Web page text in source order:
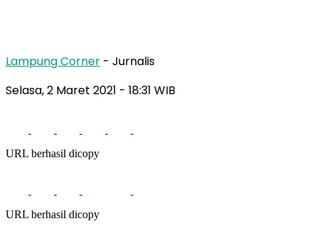
Lampung Corner - Jurnalis
Selasa, 2 Maret 2021 - 18:31 WIB
URL berhasil dicopy
URL berhasil dicopy